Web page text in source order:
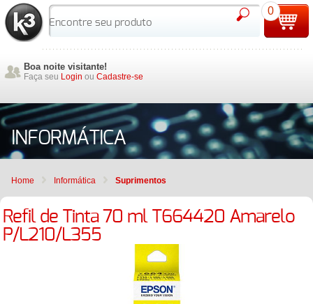
Boa noite visitante!
Faça seu Login ou Cadastre-se
0
INFORMÁTICA
Home Informática Suprimentos
Refil de Tinta 70 ml T664420 Amarelo
P/L210/L355